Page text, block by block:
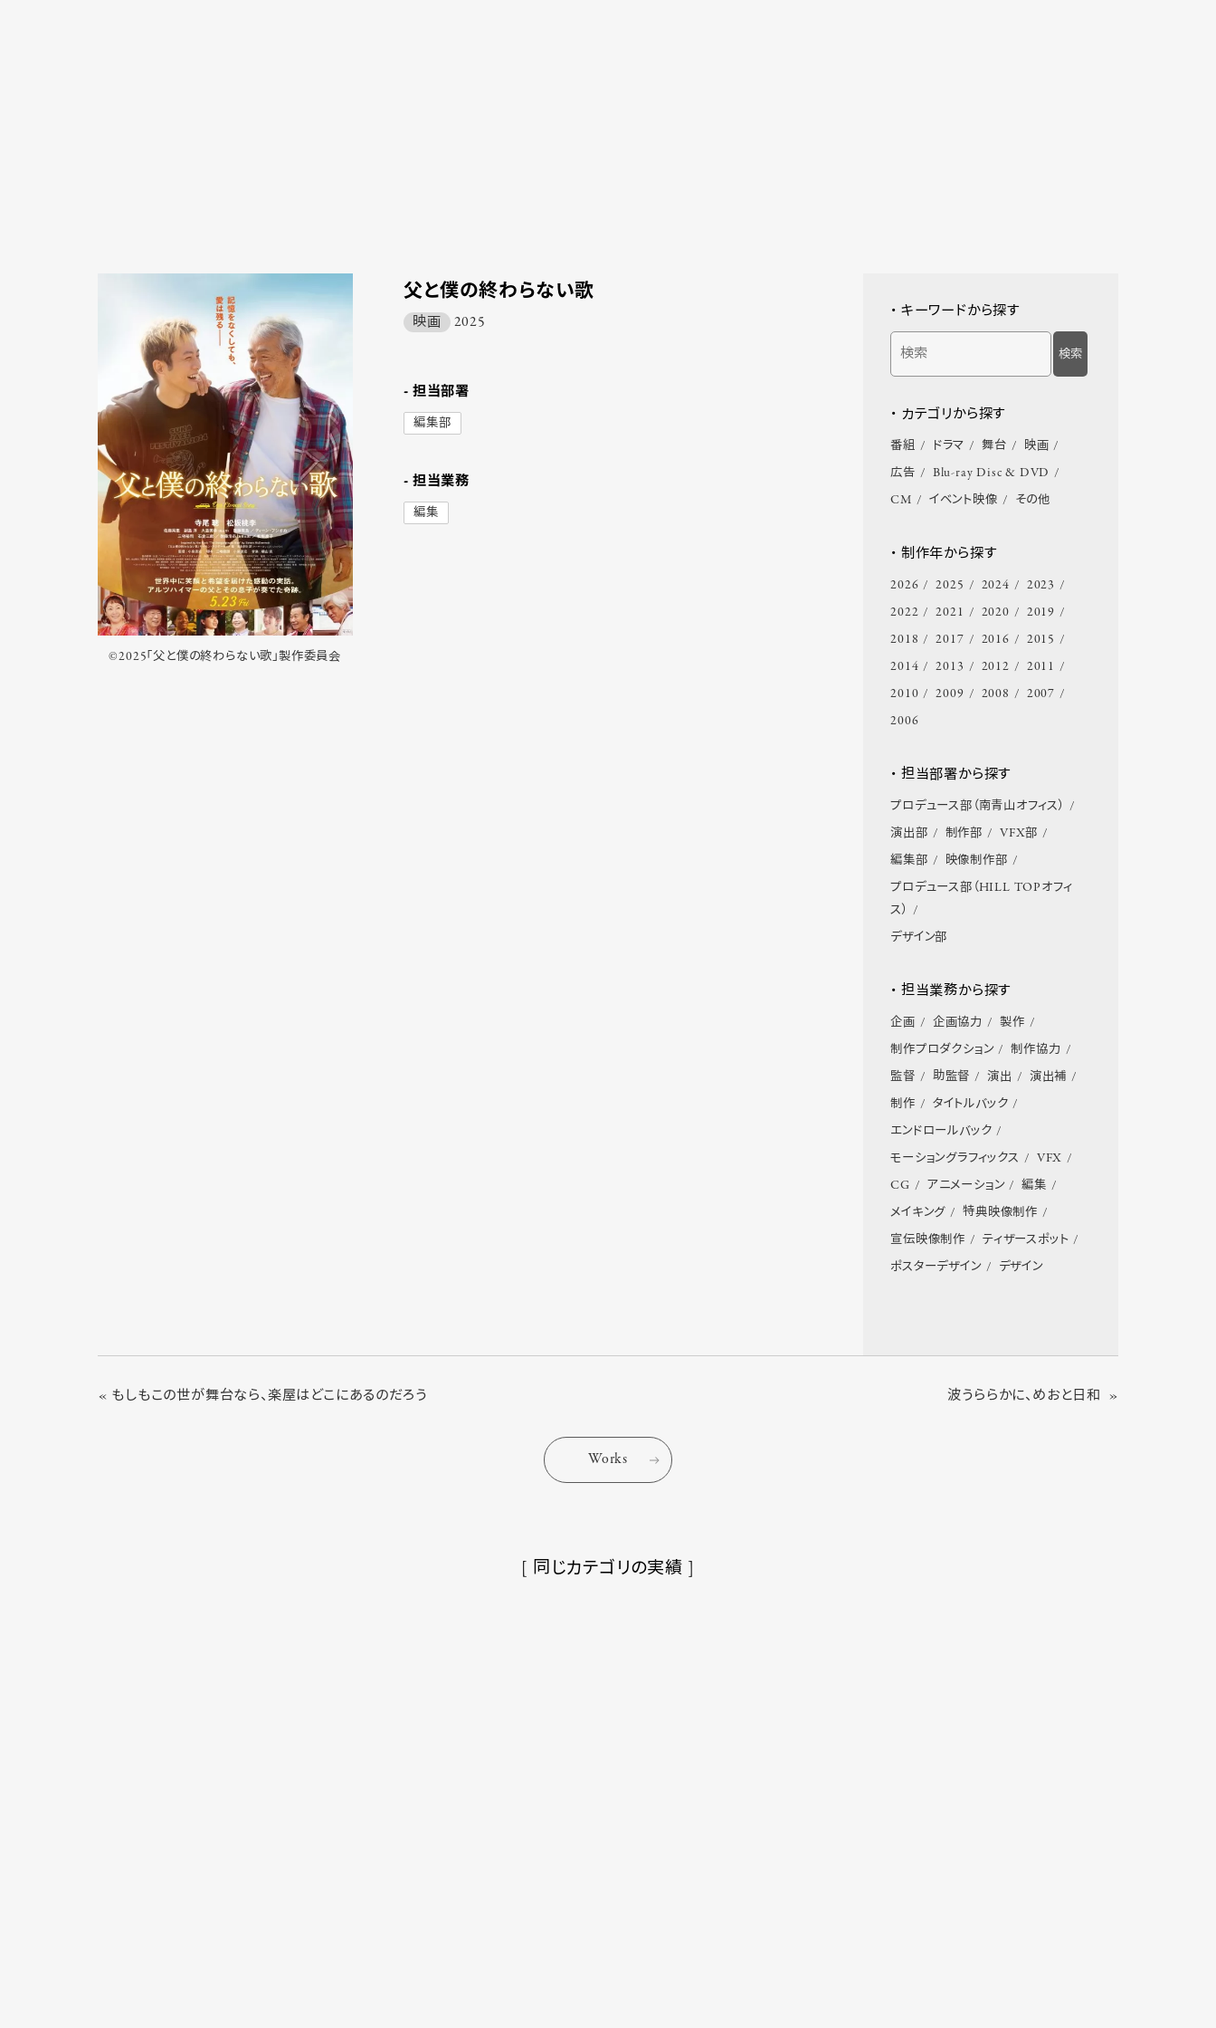
©2025「父と僕の終わらない歌」製作委員会
父と僕の終わらない歌
映画 2025
- 担当部署
編集部
- 担当業務
編集
・ キーワードから探す
検索
・ カテゴリから探す
番組 ドラマ 舞台
映画
広告
Blu-ray Disc & DVD
CM
イベント映像 その他
・ 制作年から探す
2026 2025 2024
2023
2022
2021 2020
2019
2018
2017 2016
2015
2014
2013 2012
2011
2010
2009 2008
2007
2006
・ 担当部署から探す
プロデュース部（南青山オフィス）
演出部
制作部
VFX部
編集部
映像制作部
プロデュース部（HILL TOPオフィ
ス）
デザイン部
・ 担当業務から探す
企画 企画協力
製作
制作プロダクション
制作協力
監督
助監督 演出
演出補
制作
タイトルバック
エンドロールバック
モーショングラフィックス
VFX
CG
アニメーション
編集
メイキング
特典映像制作
宣伝映像制作
ティザースポット
ポスターデザイン
デザイン
« もしもこの世が舞台なら、楽屋はどこにあるのだろう 波うららかに、めおと日和 »
Works
[ 同じカテゴリの実績 ]